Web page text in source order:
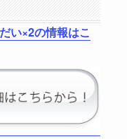
い×2の情報はこ